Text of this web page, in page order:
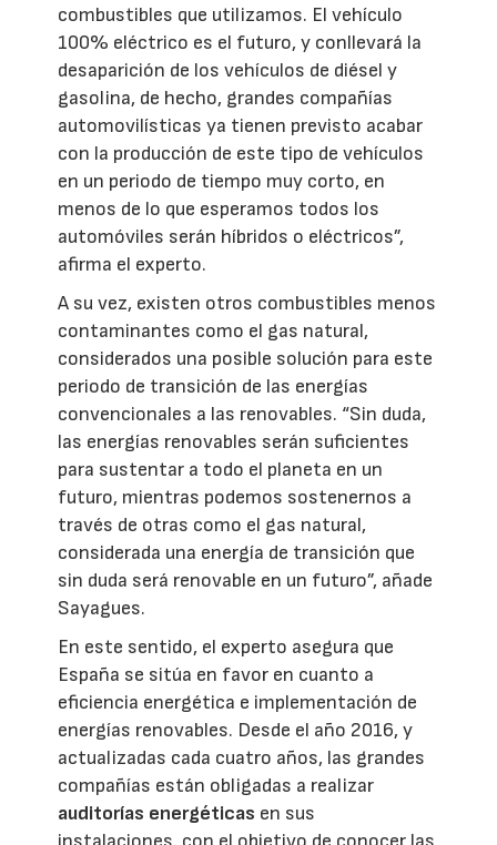
combustibles que utilizamos. El vehículo
100% eléctrico es el futuro, y conllevará la
desaparición de los vehículos de diésel y
gasolina, de hecho, grandes compañías
automovilísticas ya tienen previsto acabar
con la producción de este tipo de vehículos
en un periodo de tiempo muy corto, en
menos de lo que esperamos todos los
automóviles serán híbridos o eléctricos”,
afirma el experto.
A su vez, existen otros combustibles menos
contaminantes como el gas natural,
considerados una posible solución para este
periodo de transición de las energías
convencionales a las renovables. “Sin duda,
las energías renovables serán suficientes
para sustentar a todo el planeta en un
futuro, mientras podemos sostenernos a
través de otras como el gas natural,
considerada una energía de transición que
sin duda será renovable en un futuro”, añade
Sayagues.
En este sentido, el experto asegura que
España se sitúa en favor en cuanto a
eficiencia energética e implementación de
energías renovables. Desde el año 2016, y
actualizadas cada cuatro años, las grandes
compañías están obligadas a realizar
auditorías energéticas en sus